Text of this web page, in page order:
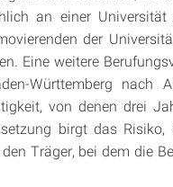
an einer Universität
der
Eine weitere
Württemberg nach
von denen drei
birgt das
Träger, bei dem die